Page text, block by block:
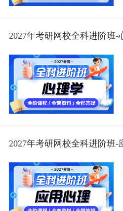
2027年考研网校全科进阶班-
2027年考研网校全科进阶班-